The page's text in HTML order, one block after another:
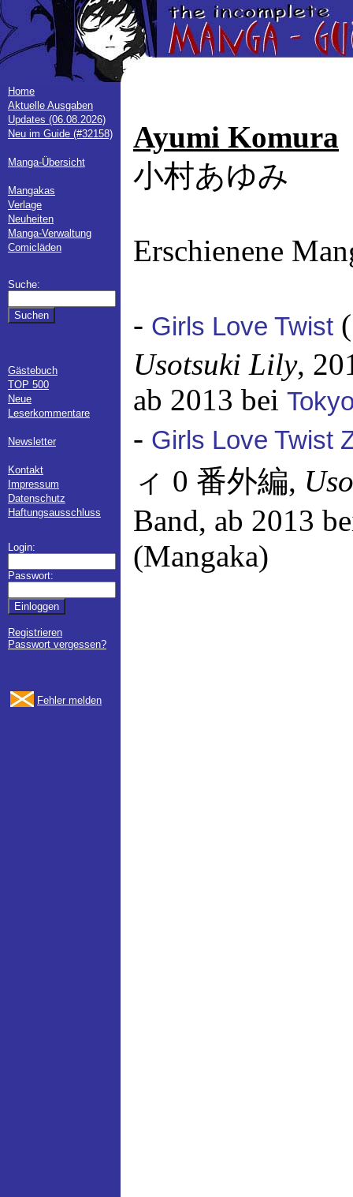
Home
Aktuelle Ausgaben
Updates (06.08.2026)
Neu im Guide (#32158)
Manga-Übersicht
Mangakas
Verlage
Neuheiten
Manga-Verwaltung
Comicläden
Suche:
Gästebuch
TOP 500
Neue
Leserkommentare
Newsletter
Kontakt
Impressum
Datenschutz
Haftungsausschluss
Login:
Passwort:
Registrieren
Passwort vergessen?
Fehler melden
Ayumi Komura
小村あゆみ
Erschienene
- Girls Love Twist
Usotsuki Lily,
ab 2013 bei
- Girls Love Twist
ィ 0 番外編,
Band, ab 2013
(Mangaka)